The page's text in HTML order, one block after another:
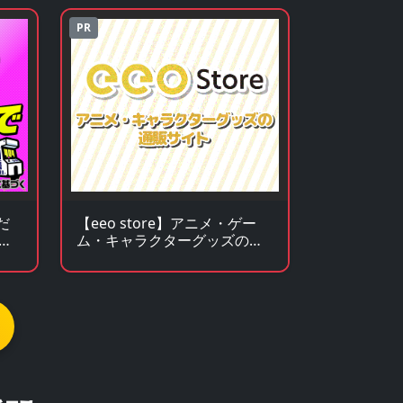
PR
【eeo store】アニメ・ゲー
ム・キャラクターグッズの通